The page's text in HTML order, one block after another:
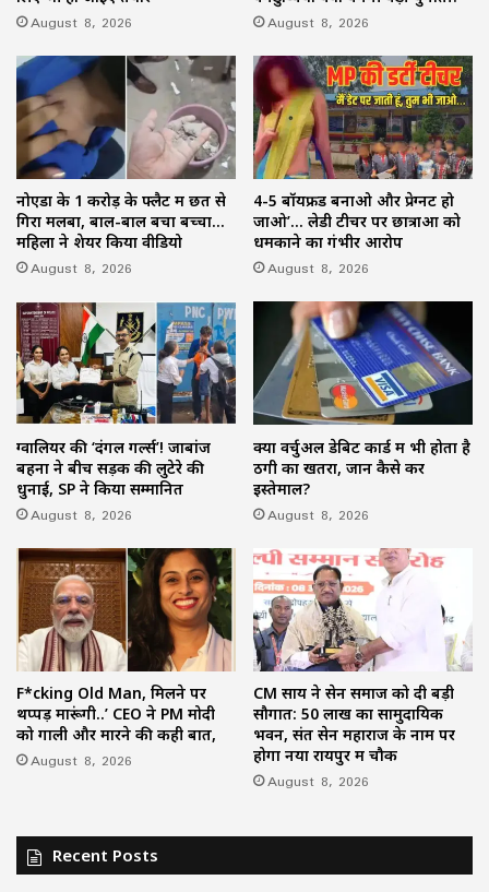
August 8, 2026 August 8, 2026
नोएडा के 1 करोड़ के फ्लैट में छत से
गिरा मलबा, बाल-बाल बचा बच्चा…
महिला ने शेयर किया वीडियो
August 8, 2026
4-5 बॉयफ्रेंड बनाओ और प्रेग्नेंट हो
जाओ’… लेडी टीचर पर छात्राओं को
धमकाने का गंभीर आरोप
August 8, 2026
ग्वालियर की ‘दंगल गर्ल्स’! जाबांज
बहनों ने बीच सड़क की लुटेरे की
धुनाई, SP ने किया सम्मानित
August 8, 2026
क्या वर्चुअल डेबिट कार्ड में भी होता है
ठगी का खतरा, जानें कैसे करें
इस्तेमाल?
August 8, 2026
F*cking Old Man, मिलने पर
थप्पड़ मारूंगी..’ CEO ने PM मोदी
को गाली और मारने की कही बात,
August 8, 2026
CM साय ने सेन समाज को दी बड़ी
सौगात: 50 लाख का सामुदायिक
भवन, संत सेन महाराज के नाम पर
होगा नया रायपुर में चौक
August 8, 2026
Recent Posts